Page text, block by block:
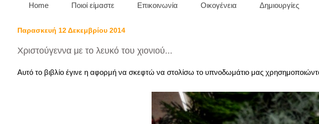
Home Ποιοί είμαστε Επικοινωνία Οικογένεια Δημιουργίες
Παρασκευή 12 Δεκεμβρίου 2014
Χριστούγεννα με το λευκό του χιονιού...
Αυτό το βιβλίο έγινε η αφορμή να σκεφτώ να στολίσω το υπνοδωμάτιο μας